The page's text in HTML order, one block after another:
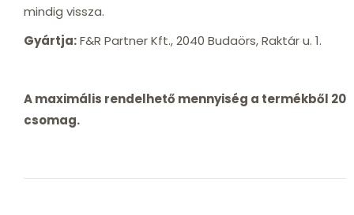
mindig vissza.
Gyártja:F&R Partner Kft., 2040 Budaörs, Raktár u. 1.
A maximális rendelhető mennyiség a termékből 20
csomag.